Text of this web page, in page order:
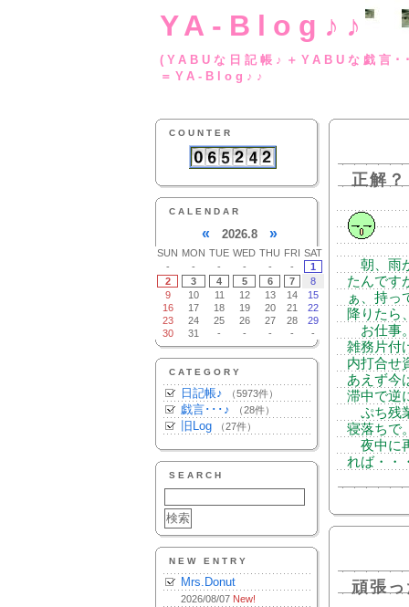
YA-Blog♪♪
(YABUな日記帳♪
＝YA-Blog♪♪
COUNTER
CALENDAR
« 2026.8 »
SUN MON TUE WED THU FRI SAT
-
- - - - -
1
2
3 4 5 6 7
8
9
10 11 12 13 14
15
16
17 18 19 20 21
22
23
24 25 26 27 28
29
30
31 - - - - -
CATEGORY
日記帳♪ （5973件）
戯言･･･♪ （28件）
旧Log （27件）
SEARCH
NEW ENTRY
Mrs.Donut
2026/08/07 New!
正解？
朝、雨
たんです
ぁ、持っ
降りたら
お仕事
雑務片付
内打合せ
あえず今
滞中で逆
ぷち残
寝落ちで
夜中に
れば・・
頑張